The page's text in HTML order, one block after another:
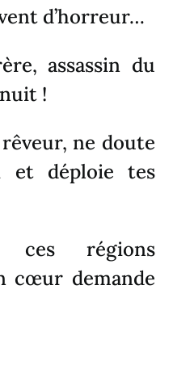
d’horreur…
assassin du
!
ne doute
et déploie tes
ces régions
cœur demande